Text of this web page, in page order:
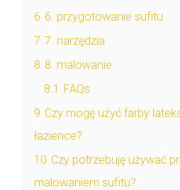
6 6. przygotowanie sufitu
7 7. narzędzia
8 8. malowanie
8.1 FAQs
9 Czy mogę użyć farby
łazience?
10 Czy potrzebuję używać
malowaniem sufitu?